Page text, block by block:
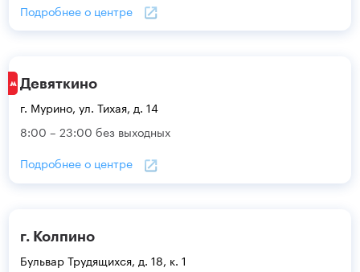
Подробнее о центре
Девяткино
г. Мурино, ул. Тихая, д. 14
8:00 – 23:00 без выходных
Подробнее о центре
г. Колпино
Бульвар Трудящихся, д. 18, к. 1